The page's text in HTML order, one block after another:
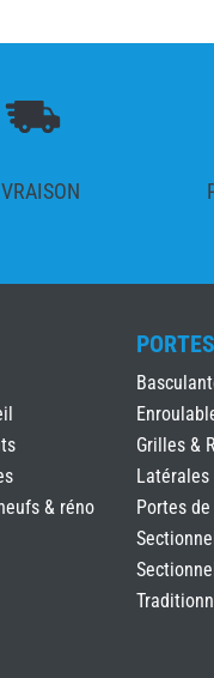
& réno
Grilles &
Latérales
Portes